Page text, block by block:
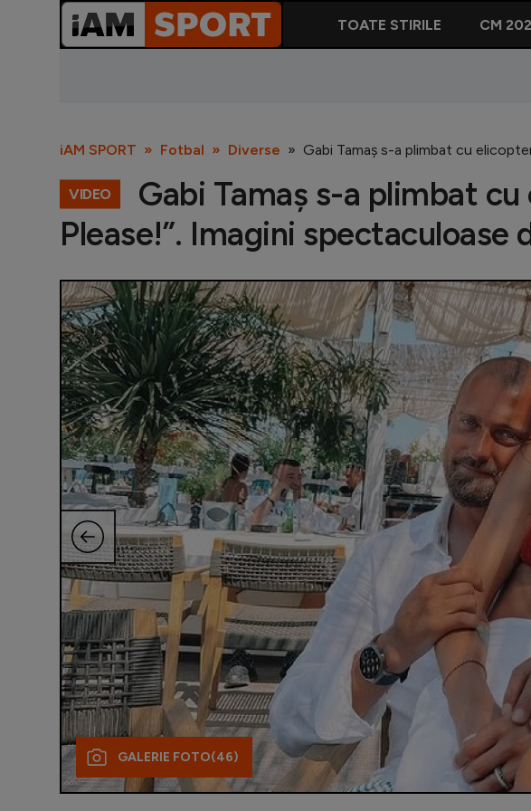
TOATE STIRILE CM
iAM SPORT Fotbal Diverse Gabi Tamaș s-a plimbat cu
VIDEO
Gabi Tamaș s-a plimbat cu
Please!”. Imagini spectaculoase
GALERIE FOTO(46)